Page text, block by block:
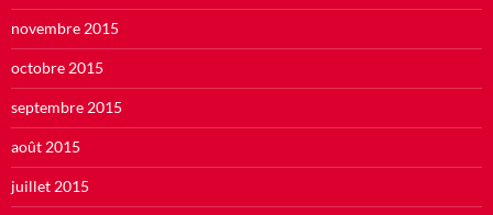
novembre 2015
octobre 2015
septembre 2015
août 2015
juillet 2015